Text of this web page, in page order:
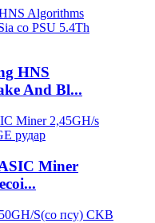
HNS
And Bl...
Miner